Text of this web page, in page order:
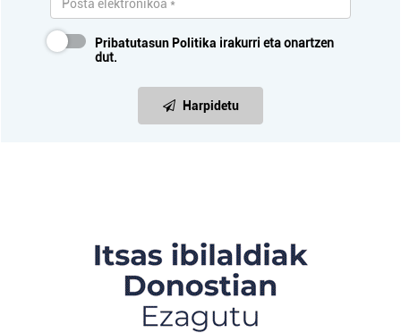
Pribatutasun Politika irakurri eta onartzen
dut.
Harpidetu